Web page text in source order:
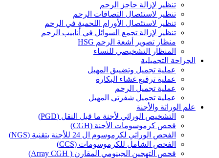
تنظير لإزالة حاجز الرحم
تنظير لاستئصال التصاقات الرحم
تنظير لاستئصال الأورام اللحمية في الرحم
تنظير لإزالة تجمع السوائل في أنابيب الرحم
منظار تصوير أشعة الرحم HSG
المنظار التشخيصي للنساء
الجراحة التجميلية
عملية تجميل وتضييق المهبل
عملية ترقيع غشاء البكارة
عملية تجميل الرحم
عملية تجميل شفرتي المهبل
علم الوراثة والأجنة
التشخيص الوراثي لأجنة ما قبل النقل (PGD)
فحص كرموسومات الأجنة (CGH)
الفحص الوراثي لكرموسوم ال 24 للأجنة بتقنية (NGS)
الفحص الشامل للكرموسومات (CCS)
فحص التهجين الجينومي المقارن ( Array CGH)